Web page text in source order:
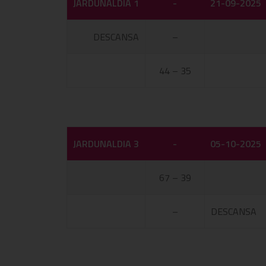
JARDUNALDIA 1 - 21-09-2025
DESCANSA –
44 – 35
JARDUNALDIA 3 - 05-10-2025
67 – 39
– DESCANSA